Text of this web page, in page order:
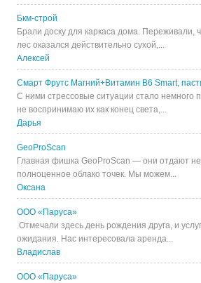
Бкм-строй
Брали доску для каркаса дома. Переживали,
лес оказался действительно сухой,...
Алексей
Смарт Фрутс Магний+Витамин В6 Smart,
С ними стрессовые ситуации стало немного
не воспринимаю их как конец света,...
Дарья
GeoProScan
Главная фишка GeoProScan — они отдают не
полноценное облако точек. Мы можем...
Оксана
ООО «Паруса»
Отмечали здесь день рождения друга, и
ожидания. Нас интересовала аренда...
Владислав
ООО «Паруса»